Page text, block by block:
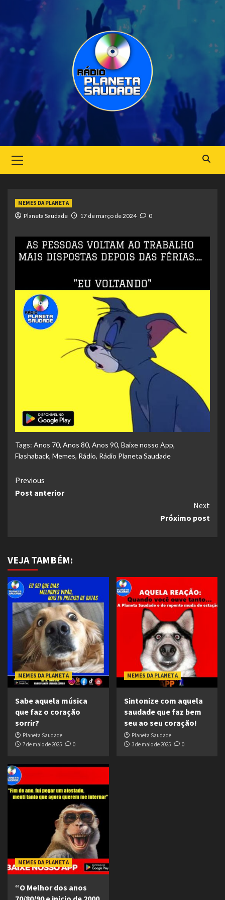
Menu
MEMES DA PLANETA
Planeta Saudade 17 de março de 2024 0
Tags: Anos 70, Anos 80, Anos 90, Baixe nosso App,
Flashaback, Memes, Rádio, Rádio Planeta Saudade
Continue
Reading
Previous
Post anterior
Next
Próximo post
VEJA TAMBÉM:
MEMES DA PLANETA
Sabe aquela música
que faz o coração
sorrir?
Planeta Saudade
7 de maio de 2025
0
MEMES DA PLANETA
Sintonize com aquela
saudade que faz bem
seu ao seu coração!
Planeta Saudade
3 de maio de 2025
0
MEMES DA PLANETA
“O Melhor dos anos